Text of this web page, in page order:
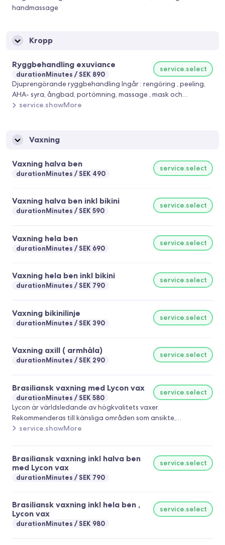
handmassage
Kropp
Ryggbehandling exuviance
durationMinutes SEK 890
service.select
Djuprengörande ryggbehandling Ingår : rengöring , peeling,
AHA- syra, ångbad, portömning, massage , mask och
bodylotion med AHA och PHA syra
service.showMore
Vaxning
Vaxning halva ben
durationMinutes SEK 490
service.select
Vaxning halva ben inkl bikini
durationMinutes SEK 590
service.select
Vaxning hela ben
durationMinutes SEK 690
service.select
Vaxning hela ben inkl bikini
durationMinutes SEK 790
service.select
Vaxning bikinilinje
durationMinutes SEK 390
service.select
Vaxning axill ( armhåla)
durationMinutes SEK 290
service.select
Brasiliansk vaxning med Lycon vax
durationMinutes SEK 580
service.select
Lycon är världsledande av högkvalitets vaxer.
Rekommenderas till känsliga områden som ansikte,
intimvaxning, bikinilinje, armhålor.
service.showMore
Brasiliansk vaxning inkl halva ben
med Lycon vax
durationMinutes SEK 790
service.select
Brasiliansk vaxning inkl hela ben ,
Lycon vax
durationMinutes SEK 980
service.select